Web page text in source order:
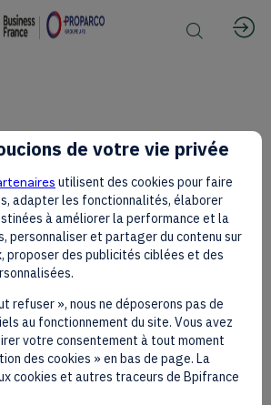
de votre vie privée
utilisent des cookies pour faire
adapter les fonctionnalités, élaborer
à améliorer la performance et la
personnaliser et partager du contenu sur
proposer des publicités ciblées et des
refuser », nous ne déposerons pas de
au fonctionnement du site. Vous avez
votre consentement à tout moment
des cookies » en bas de page. La
cookies et autres traceurs de Bpifrance